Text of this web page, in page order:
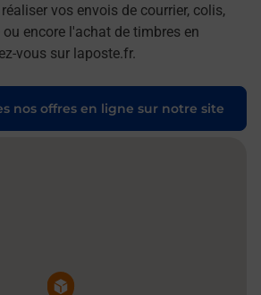
vos envois de courrier, colis,
encore l'achat de timbres en
vous sur laposte.fr.
nos offres en ligne sur notre site
Pin de la carte